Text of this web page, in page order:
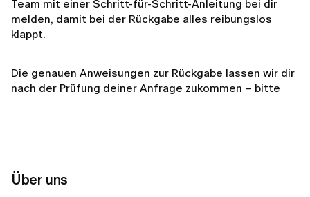
Über uns
Team mit einer Schritt-für-Schritt-Anleitung bei dir
melden, damit bei der Rückgabe alles reibungslos
klappt.
Die genauen Anweisungen zur Rückgabe lassen wir dir
nach der Prüfung deiner Anfrage zukommen – bitte
Related articles